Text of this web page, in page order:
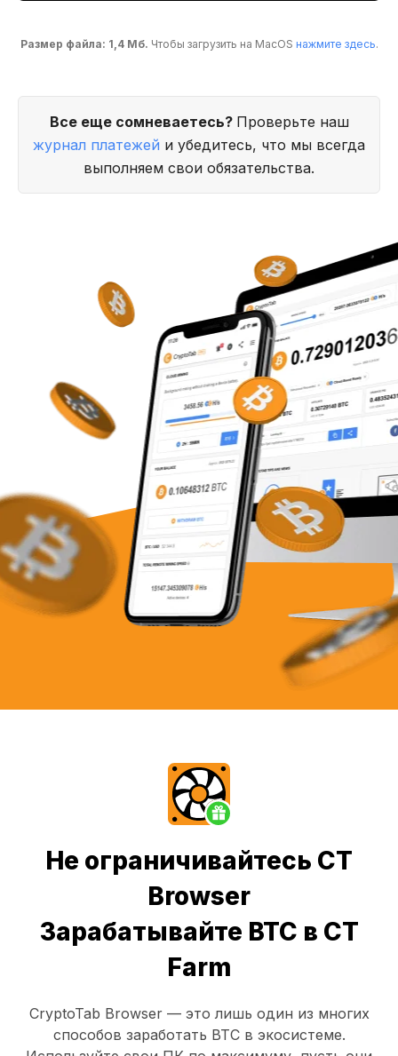
Размер файла: 1,4 Мб. Чтобы загрузить на MacOS нажмите здесь.
Все еще сомневаетесь? Проверьте наш
журнал платежей и убедитесь, что мы всегда
выполняем свои обязательства.
Не ограничивайтесь CT
Browser
Зарабатывайте BTC в CT
Farm
CryptoTab Browser— это лишь один из многих
способов заработать BTC в экосистеме.